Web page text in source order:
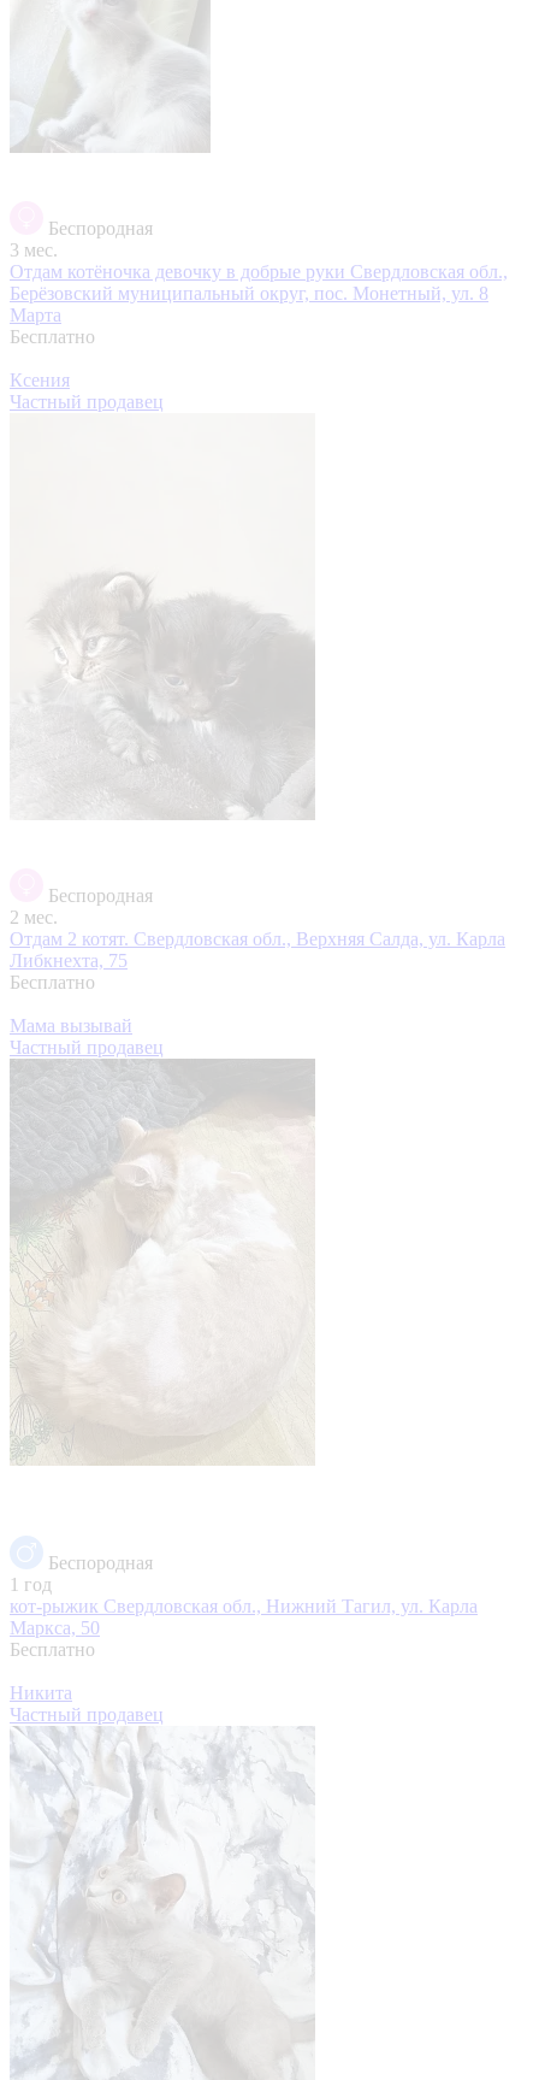
Беспородная
3 мес.
Отдам котёночка девочку в добрые руки Свердловская обл.,
Берёзовский муниципальный округ, пос. Монетный, ул. 8
Марта
Бесплатно
Ксения
Частный продавец
Беспородная
2 мес.
Отдам 2 котят. Свердловская обл., Верхняя Салда, ул. Карла
Либкнехта, 75
Бесплатно
Мама вызывай
Частный продавец
Беспородная
1 год
кот-рыжик Свердловская обл., Нижний Тагил, ул. Карла
Маркса, 50
Бесплатно
Никита
Частный продавец